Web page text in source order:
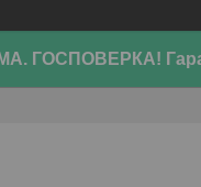
ГОСПОВЕРКА!